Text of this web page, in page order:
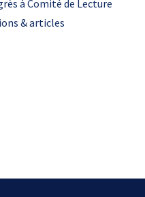
à Comité de Lecture
& articles